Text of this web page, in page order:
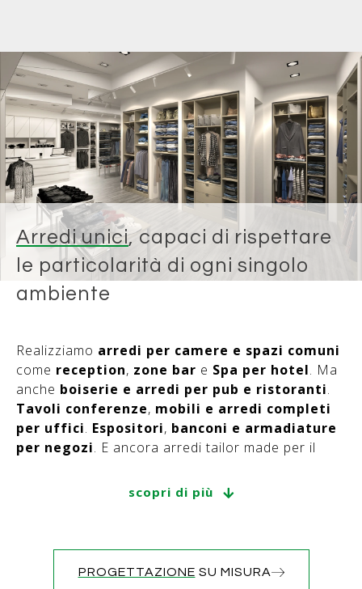
Arredi unici, capaci di rispettare
le particolarità di ogni singolo
ambiente
Realizziamo arredi per camere e spazi comuni
come reception, zone bar e Spa per hotel. Ma
anche boiserie e arredi per pub e ristoranti.
Tavoli conferenze, mobili e arredi completi
per uffici. Espositori, banconi e armadiature
per negozi. E ancora arredi tailor made per il
personalizzare arredo contract su misura.
scopri di più
PROGETTAZIONE SU MISURA